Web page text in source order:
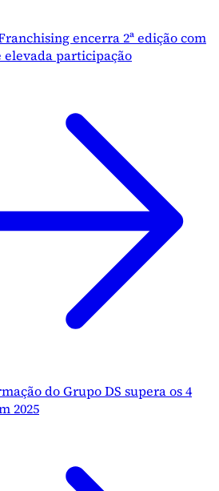
encerra 2ª edição com
elevada participação
do Grupo DS supera os 4
2025